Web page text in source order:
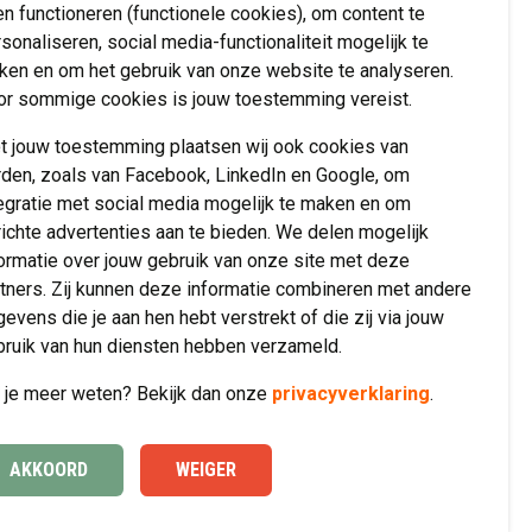
functioneren (functionele cookies), om content te
social media-functionaliteit mogelijk te
en om het gebruik van onze website te analyseren.
sommige cookies is jouw toestemming vereist.
jouw toestemming plaatsen wij ook cookies van
zoals van Facebook, LinkedIn en Google, om
met social media mogelijk te maken en om
advertenties aan te bieden. We delen mogelijk
over jouw gebruik van onze site met deze
Zij kunnen deze informatie combineren met andere
die je aan hen hebt verstrekt of die zij via jouw
van hun diensten hebben verzameld.
je meer weten? Bekijk dan onze privacyverklaring.
AKKOORD WEIGER
Help mee
Doneren
Vrienden van
Vrijwilliger worden